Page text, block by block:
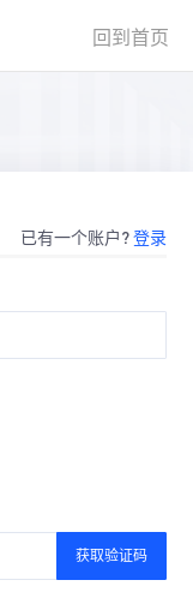
回到首页
已有一个账户?登录
获取验证码